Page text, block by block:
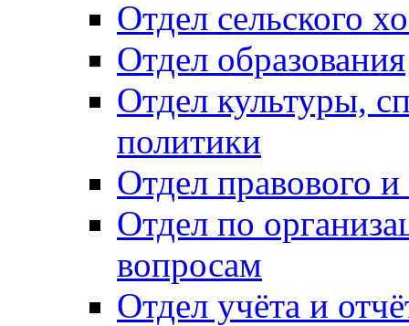
Отдел сельского
Отдел образования
Отдел культуры,
политики
Отдел правового
Отдел по
вопросам
Отдел учёта и